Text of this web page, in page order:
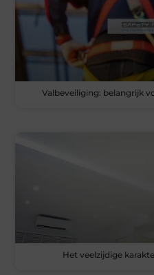
Valbeveiliging: belangrijk
Het veelzijdige